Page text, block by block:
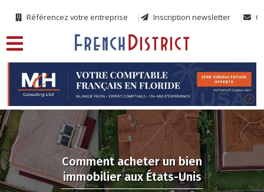
Référencez votre entreprise Inscription newsletter
Comment acheter un bien
immobilier aux États-Unis